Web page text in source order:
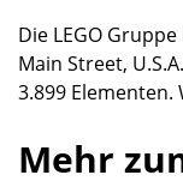
Die LEGO
Main Street,
3.899 Elementen.
Mehr